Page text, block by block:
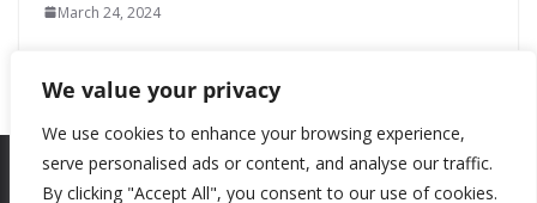
We value your privacy
We use cookies to enhance your browsing experience,
serve personalised ads or content, and analyse our traffic.
By clicking "Accept All", you consent to our use of cookies.
March 24, 2024